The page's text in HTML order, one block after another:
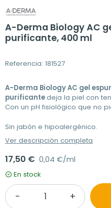
A-Derma Biology AC
purificante, 400 ml
Referencia: 181527
A-Derma Biology AC gel
purificantedeja la piel con
Con un pH fisiológico que no
Sin jabón e hipoalergénico.
Ver descripción completa
17,50 € 0,04 €/ml
En stock